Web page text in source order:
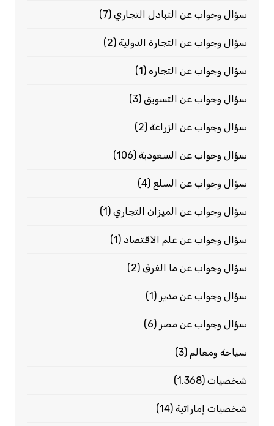
سؤال وجواب عن التبادل التجاري(7)
سؤال وجواب عن التجارة الدولية(2)
سؤال وجواب عن التجاره(1)
سؤال وجواب عن التسويق(3)
سؤال وجواب عن الزراعة(2)
سؤال وجواب عن السعودية(106)
سؤال وجواب عن السلع (4)
سؤال وجواب عن الميزان التجاري(1)
سؤال وجواب عن علم الاقتصاد(1)
سؤال وجواب عن ما الفرق(2)
سؤال وجواب عن مدير (1)
سؤال وجواب عن مصر (6)
سياحة ومعالم (3)
شخصيات(1٬368)
شخصيات إماراتية(14)